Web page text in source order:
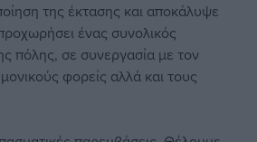
της έκτασης και αποκάλυψε
ένας συνολικός
πόλης, σε συνεργασία με τον
φορείς αλλά και τους